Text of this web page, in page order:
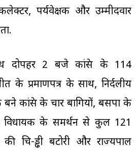
पर्यवेक्षक और उम्मीदवार
दोपहर 2 बजे कांग्रेस के 114
के प्रमाणपत्र के साथ, निर्दलीय
कांग्रेस के चार बागियों, बसपा के
के समर्थन से कुल 121
चि-ड्ढी बटोरी और राज्यपाल